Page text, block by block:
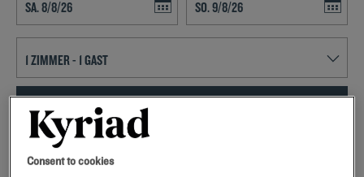
FINDEN SIE EIN HOTEL
Spezialcode hinzufügen
Consent to cookies